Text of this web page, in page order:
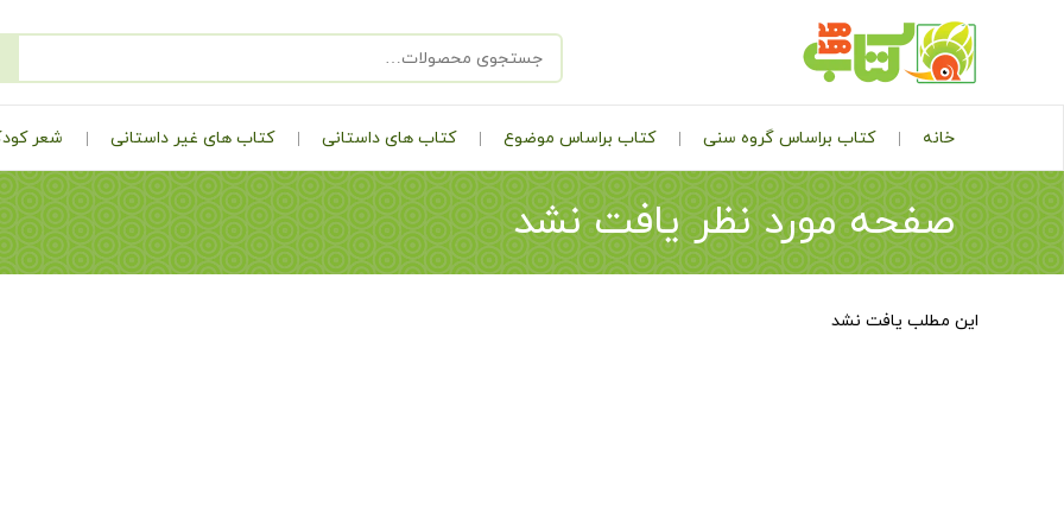
خانه کتاب براساس گروه سنی کتاب براساس موضوع کتاب های داستانی کتاب های غیر داستانی شعر
صفحه مورد نظر یافت نشد
این مطلب یافت نشد